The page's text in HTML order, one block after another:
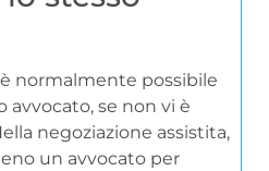
normalmente possibile
avvocato, se non vi è
negoziazione assistita,
un avvocato per